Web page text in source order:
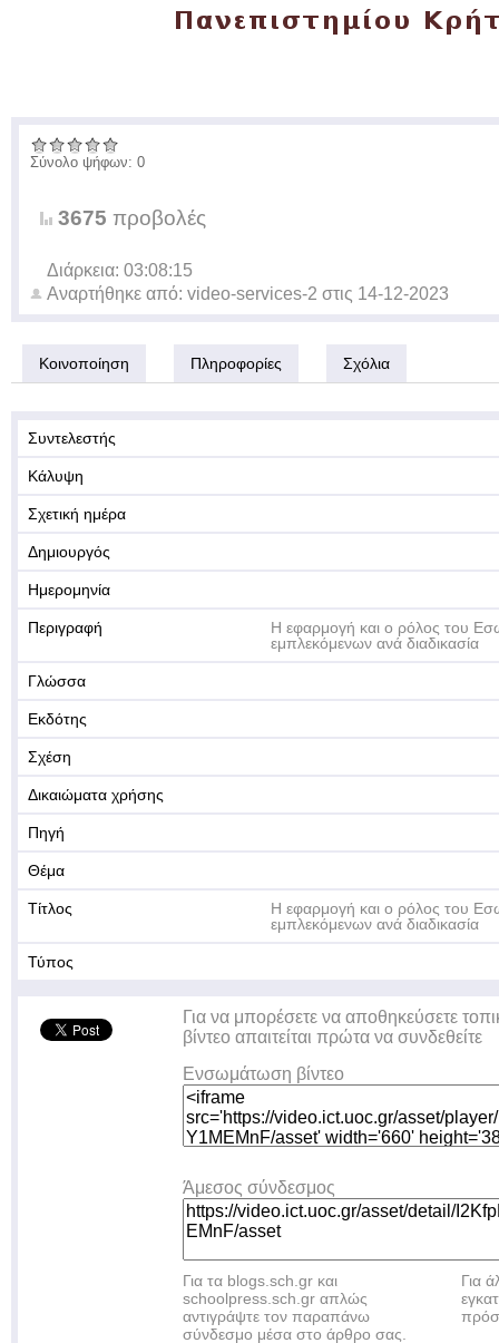
Σύνολο ψήφων: 0
3675 προβολές
Διάρκεια: 03:08:15
Αναρτήθηκε από: video-services-2 στις 14-12-2023
Κοινοποίηση Πληροφορίες Σχόλια
Συντελεστής
Κάλυψη
Σχετική ημέρα
Δημιουργός
Ημερομηνία
Περιγραφή
Η εφαρμογή και ο ρόλος του
εμπλεκόμενων ανά διαδικασία
Γλώσσα
Εκδότης
Σχέση
Δικαιώματα χρήσης
Πηγή
Θέμα
Τίτλος
Η εφαρμογή και ο ρόλος του
εμπλεκόμενων ανά διαδικασία
Τύπος
Για να μπορέσετε να αποθηκεύσετε
βίντεο απαιτείται πρώτα να συνδεθείτε
Ενσωμάτωση βίντεο
Άμεσος σύνδεσμος
Για τα blogs.sch.gr και
schoolpress.sch.gr απλώς
αντιγράψτε τον παραπάνω
σύνδεσμο μέσα στο άρθρο σας.
Για